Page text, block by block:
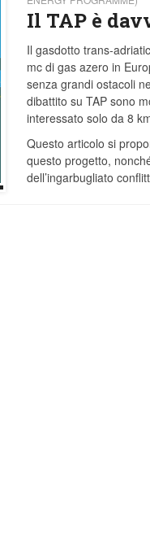
Il TAP è
Il gasdotto trans-
mc di gas azero in
senza grandi ostacoli
dibattito su TAP sono
interessato solo da 8
Questo articolo si
questo progetto,
dell’ingarbugliato